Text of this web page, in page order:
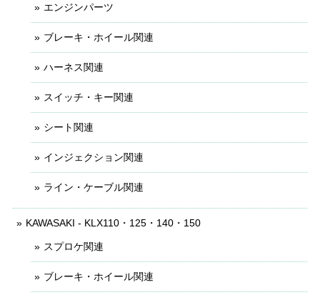
エンジンパーツ
ブレーキ・ホイール関連
ハーネス関連
スイッチ・キー関連
シート関連
インジェクション関連
ライン・ケーブル関連
KAWASAKI - KLX110・125・140・150
スプロケ関連
ブレーキ・ホイール関連